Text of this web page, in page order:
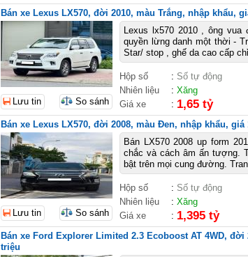
Bán xe Lexus LX570, đời 2010, màu Trắng, nhập khẩu,
Lexus lx570 2010 , ông
quyền lừng danh một thời -
Star/ stop , ghế da cao cấp
Hộp số : Số tự động
Nhiên liệu
: Xăng
Giá xe
: 1,65 tỷ
Lưu tin So sánh
Bán xe Lexus LX570, đời 2008, màu Đen, nhập khẩu, giá
Bán LX570 2008 up form
chắc và cách âm ấn tượng.
bật trên mọi cung đường.
Hộp số : Số tự động
Nhiên liệu
: Xăng
Giá xe
: 1,395 tỷ
Lưu tin So sánh
Bán xe Ford Explorer Limited 2.3 Ecoboost AT 4WD,
triệu